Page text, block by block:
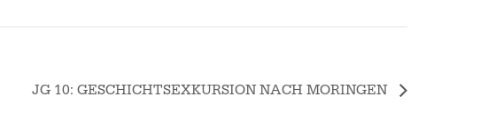
JG 10: GESCHICHTSEXKURSION NACH MORINGEN